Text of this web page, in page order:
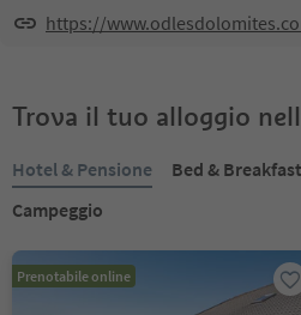
https://
Trova il tuo alloggio
Hotel & Pensione Bed & Breakfast
Campeggio
Prenotabile online